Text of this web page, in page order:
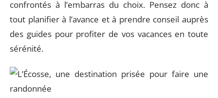
confrontés à l’embarras du choix. Pensez donc à
tout planifier à l’avance et à prendre conseil auprès
des guides pour profiter de vos vacances en toute
sérénité.